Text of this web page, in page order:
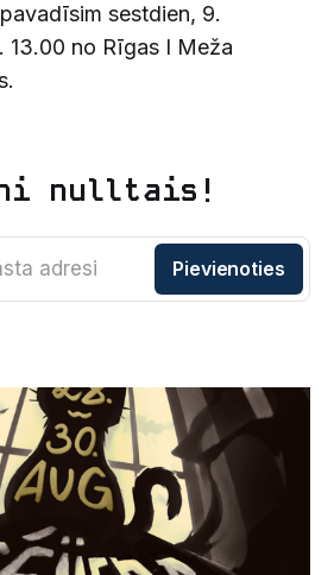
sestdien, 9.
13.00 no Rīgas I Meža
nulltais!
adresi Pievienoties